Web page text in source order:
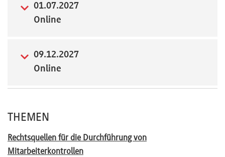
01.07.2027
Online
09.12.2027
Online
THEMEN
Rechtsquellen für die Durchführung von
Mitarbeiterkontrollen